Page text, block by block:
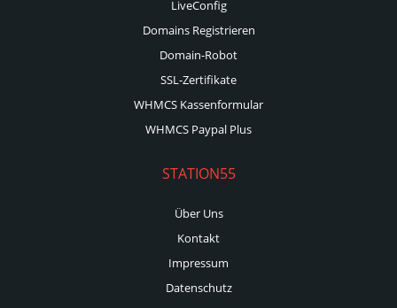
LiveConfig
Domains Registrieren
Domain-Robot
SSL-Zertifikate
WHMCS Kassenformular
WHMCS Paypal Plus
STATION55
Über Uns
Kontakt
Impressum
Datenschutz